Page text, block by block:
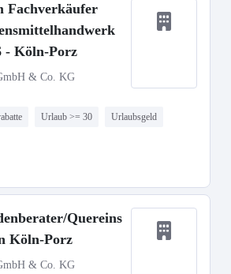
Fachverkäufer
- Köln-Porz
& Co. KG
Urlaub >= 30 Urlaubsgeld
Quereins
Köln-Porz
& Co. KG